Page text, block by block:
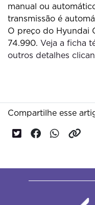
manual ou
transmissão é
O preço do Hyundai
74.990. Veja a ficha
outros detalhes
Compartilhe esse